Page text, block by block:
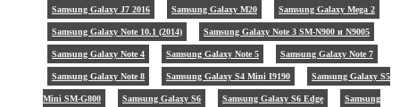
Samsung Galaxy J7 2016 Samsung Galaxy M20 Samsung Galaxy Mega 2
Samsung Galaxy Note 10.1 (2014) Samsung Galaxy Note 3 SM-N900 и N9005
Samsung Galaxy Note 4 Samsung Galaxy Note 5 Samsung Galaxy Note 7
Samsung Galaxy Note 8 Samsung Galaxy S4 Mini I9190 Samsung Galaxy S5
Mini SM-G800 Samsung Galaxy S6 Samsung Galaxy S6 Edge Samsung